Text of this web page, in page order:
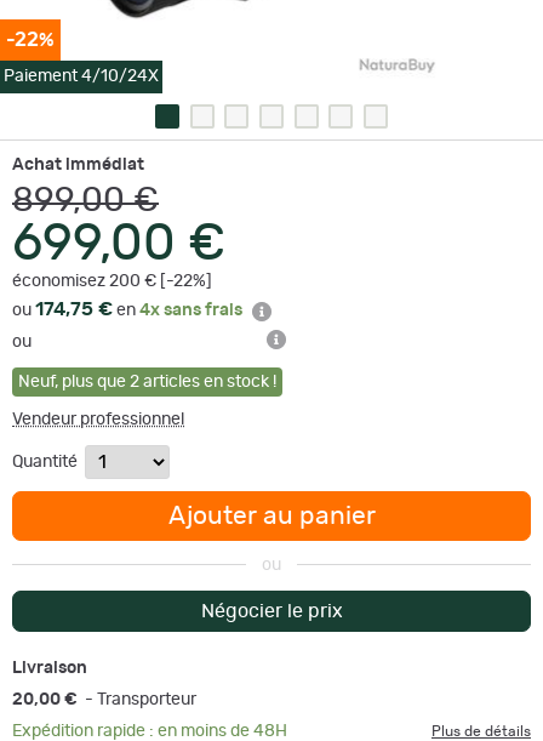
-22%
Paiement 4/10/24X
Achat immédiat
899,00 €
699,00 €
économisez 200 € [-22%]
ou 174,75 € en 4x sans frais
ou
Neuf, plus que 2 articles en stock !
Vendeur professionnel
Quantité
Ajouter au panier
ou
Négocier le prix
Livraison
20,00 € - Transporteur
Expédition rapide : en moins de 48H
Plus de détails